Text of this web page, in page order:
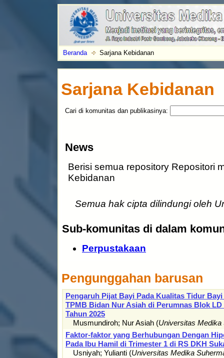
Beranda Sarjana Kebidanan
Sarjana Kebidanan
Cari di komunitas dan publikasinya:
News
Berisi semua repository Repositori
Kebidanan
Semua hak cipta dilindungi oleh
Sub-komunitas di dalam
Perpustakaan
Pengunggahan barusan
Pengaruh Pijat Bayi Pada Kualitas Tidur
TPMB Bidan Nur Asiah di Perumnas Blok
Tahun 2025
Musmundiroh; Nur Asiah (Universitas Medika
Faktor-faktor yang Berhubungan Dengan
Pada Ibu Hamil di Trimester 1 di RS DKH
Usniyah; Yulianti (Universitas Medika